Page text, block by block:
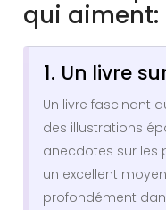
qui aiment:
1. Un livre
Un livre fascinant
des illustrations
anecdotes sur les
un excellent
profondément